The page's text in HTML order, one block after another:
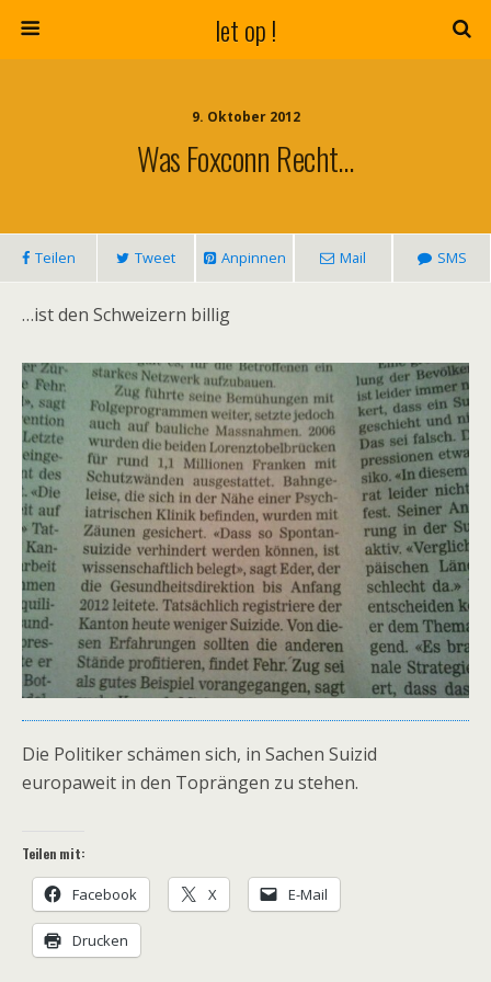
let op !
9. Oktober 2012
Was Foxconn Recht…
Teilen Tweet Anpinnen Mail SMS
…ist den Schweizern billig
Die Politiker schämen sich, in Sachen Suizid
europaweit in den Toprängen zu stehen.
Teilen mit:
Facebook X E-Mail
Drucken